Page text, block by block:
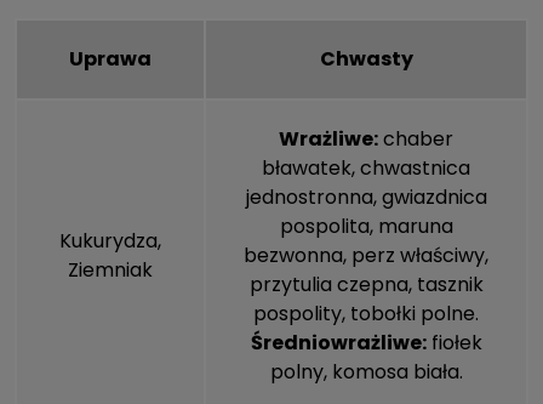
Uprawa Chwasty
Kukurydza,
Ziemniak
Wrażliwe:chaber
bławatek,chwastnica
jednostronna,gwiazdnica
pospolita, maruna
bezwonna, perz właściwy,
przytulia czepna, tasznik
pospolity, tobołki polne.
Średniowrażliwe: fiołek
polny, komosa biała.